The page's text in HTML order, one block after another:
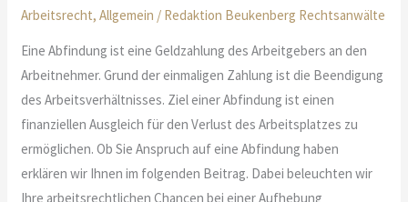
Arbeitsrecht,Allgemein / Redaktion Beukenberg Rechtsanwälte
Eine Abfindung ist eine Geldzahlung des Arbeitgebers an den
Arbeitnehmer. Grund der einmaligen Zahlung ist die Beendigung
des Arbeitsverhältnisses. Ziel einer Abfindung ist einen
finanziellen Ausgleich für den Verlust des Arbeitsplatzes zu
ermöglichen. Ob Sie Anspruch auf eine Abfindung haben
erklären wir Ihnen im folgenden Beitrag. Dabei beleuchten wir
Ihre arbeitsrechtlichen Chancen bei einer Aufhebung